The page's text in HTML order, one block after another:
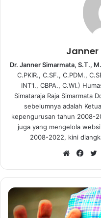
Dr. Janner Simarmata, S.T.,
C.PKIR., C.SF., C.PDM.,
INT'l., CBPA., C.WI.)
Simataraja Raja Simarmata
sebelumnya adalah
kepengurusan tahun 2008-
juga yang mengelola
2008-2022, kini
e
b
s
i
a
c
e
b
i
t
t